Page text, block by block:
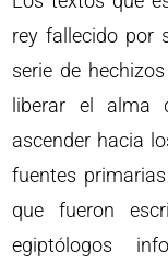
rey fallecido por
serie de
liberar el alma
ascender hacia
fuentes
que fueron
egiptólogos